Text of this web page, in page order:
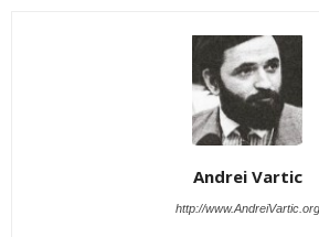
Andrei Vartic
http://www.AndreiVartic.org